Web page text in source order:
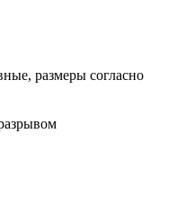
размеры согласно